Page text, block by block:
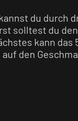
du durch
solltest du
kann das
den
stufenlose